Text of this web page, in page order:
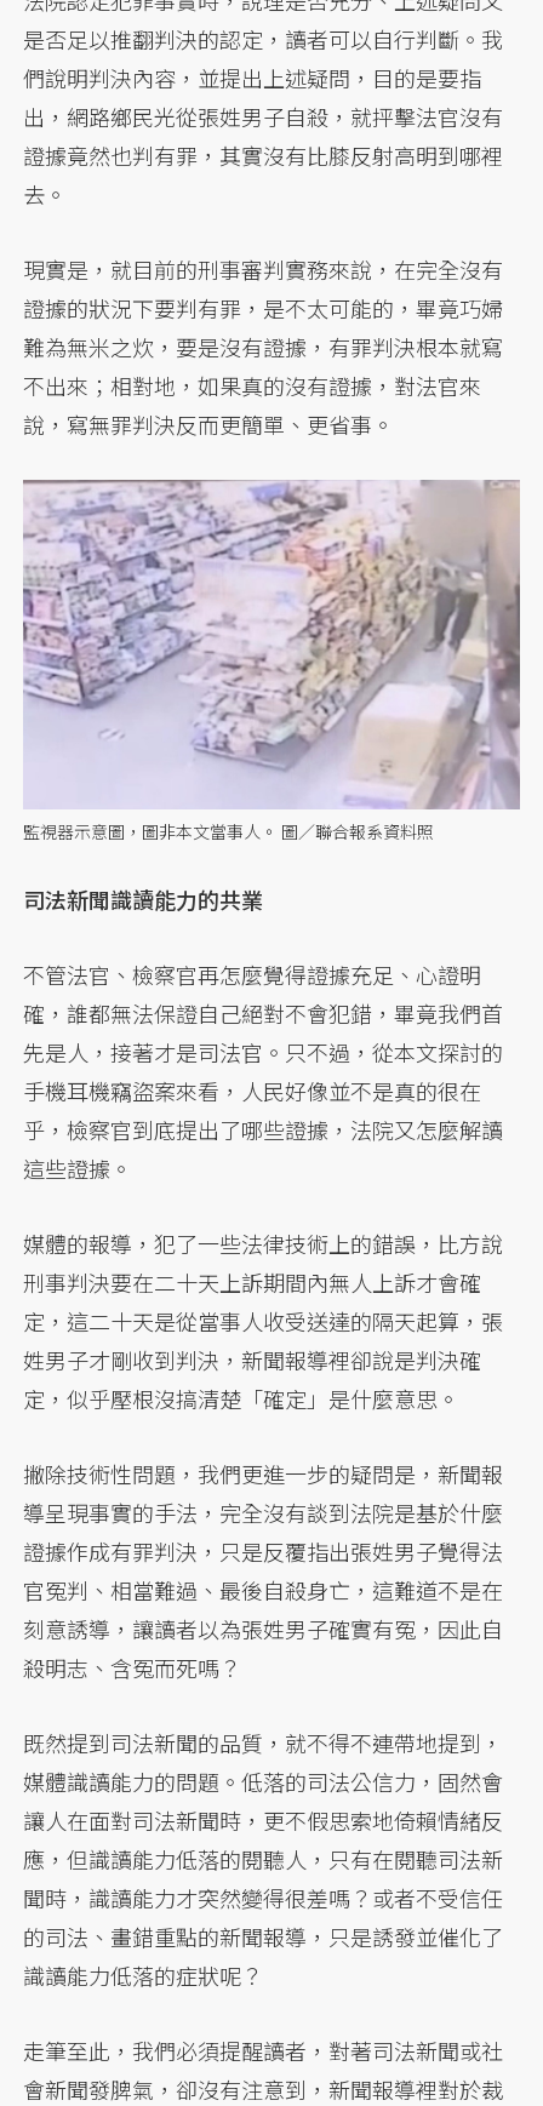
是否足以推翻判決的認定，讀者可以自行判斷。我
們說明判決內容，並提出上述疑問，目的是要指
出，網路鄉民光從張姓男子自殺，就抨擊法官沒有
證據竟然也判有罪，其實沒有比膝反射高明到哪裡
去。
現實是，就目前的刑事審判實務來說，在完全沒有
證據的狀況下要判有罪，是不太可能的，畢竟巧婦
難為無米之炊，要是沒有證據，有罪判決根本就寫
不出來；相對地，如果真的沒有證據，對法官來
說，寫無罪判決反而更簡單、更省事。
監視器示意圖，圖非本文當事人。 圖／聯合報系資料照
司法新聞識讀能力的共業
不管法官、檢察官再怎麼覺得證據充足、心證明
確，誰都無法保證自己絕對不會犯錯，畢竟我們首
先是人，接著才是司法官。只不過，從本文探討的
手機耳機竊盜案來看，人民好像並不是真的很在
乎，檢察官到底提出了哪些證據，法院又怎麼解讀
這些證據。
媒體的報導，犯了一些法律技術上的錯誤，比方說
刑事判決要在二十天上訴期間內無人上訴才會確
定，這二十天是從當事人收受送達的隔天起算，張
姓男子才剛收到判決，新聞報導裡卻說是判決確
定，似乎壓根沒搞清楚「確定」是什麼意思。
撇除技術性問題，我們更進一步的疑問是，新聞報
導呈現事實的手法，完全沒有談到法院是基於什麼
證據作成有罪判決，只是反覆指出張姓男子覺得法
官冤判、相當難過、最後自殺身亡，這難道不是在
刻意誘導，讓讀者以為張姓男子確實有冤，因此自
殺明志、含冤而死嗎？
既然提到司法新聞的品質，就不得不連帶地提到，
媒體識讀能力的問題。低落的司法公信力，固然會
讓人在面對司法新聞時，更不假思索地倚賴情緒反
應，但識讀能力低落的閱聽人，只有在閱聽司法新
聞時，識讀能力才突然變得很差嗎？或者不受信任
的司法、畫錯重點的新聞報導，只是誘發並催化了
識讀能力低落的症狀呢？
走筆至此，我們必須提醒讀者，對著司法新聞或社
會新聞發脾氣，卻沒有注意到，新聞報導裡對於裁